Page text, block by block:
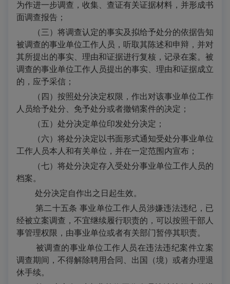
为作进一步调查，收集、查证有关证据材料，并形成书
面调查报告；
（三）将调查认定的事实及拟给予处分的依据告知
被调查的事业单位工作人员，听取其陈述和申辩，并对
其所提出的事实、理由和证据进行复核，记录在案。被
调查的事业单位工作人员提出的事实、理由和证据成立
的，应予采信；
（四）按照处分决定权限，作出对该事业单位工作
人员给予处分、免予处分或者撤销案件的决定；
（五）处分决定单位印发处分决定；
（六）将处分决定以书面形式通知受处分事业单位
工作人员本人和有关单位，并在一定范围内宣布；
（七）将处分决定存入受处分事业单位工作人员的
档案。
处分决定自作出之日起生效。
第二十五条 事业单位工作人员涉嫌违法违纪，已
经被立案调查，不宜继续履行职责的，可以按照干部人
事管理权限，由事业单位或者有关部门暂停其职责。
被调查的事业单位工作人员在违法违纪案件立案
调查期间，不得解除聘用合同、出国（境）或者办理退
休手续。